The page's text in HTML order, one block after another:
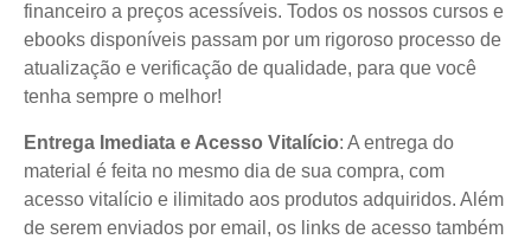
financeiro a preços acessíveis. Todos os nossos cursos e
ebooks disponíveis passam por um rigoroso processo de
atualização e verificação de qualidade, para que você
tenha sempre o melhor!
Entrega Imediata e Acesso Vitalício: A entrega do
material é feita no mesmo dia de sua compra, com
acesso vitalício e ilimitado aos produtos adquiridos. Além
de serem enviados por email, os links de acesso também